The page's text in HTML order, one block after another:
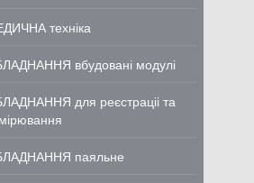
техніка
вбудовані модулі
для реєстраціі та
паяльне